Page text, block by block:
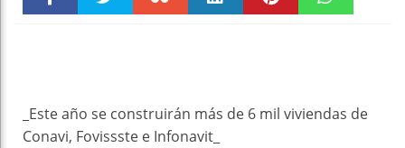
_Este año se construirán más de 6 mil viviendas de
Conavi, Fovissste e Infonavit_